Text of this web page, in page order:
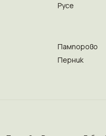
Русе
Пампорово
Перник